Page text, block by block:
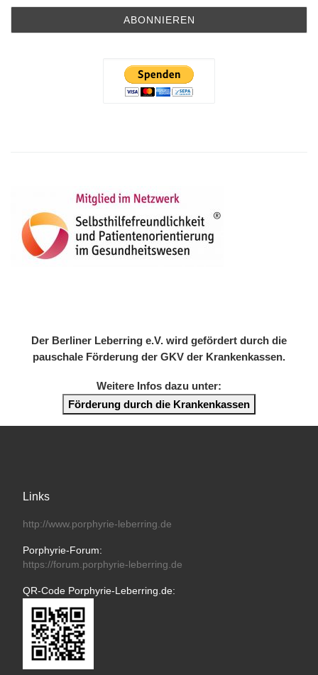
Der Berliner Leberring e.V. wird gefördert durch die
pauschale Förderung der GKV der Krankenkassen.
Weitere Infos dazu unter:
Förderung durch die Krankenkassen
Links
http://www.porphyrie-leberring.de
Porphyrie-Forum:
https://forum.porphyrie-leberring.de
QR-Code Porphyrie-Leberring.de: